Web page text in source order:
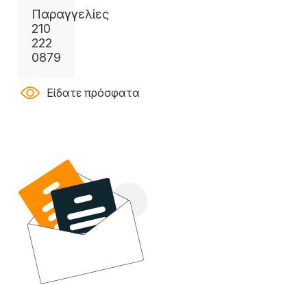
Παραγγελίες
210
222
0879
Είδατε πρόσφατα